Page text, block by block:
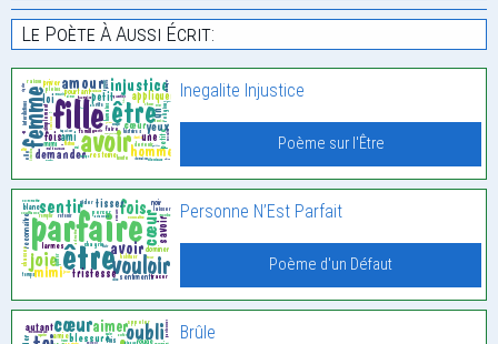
Le Poète À Aussi Écrit:
Inegalite Injustice
Poème sur l'Être
Personne N’Est Parfait
Poème d'un Défaut
Brûle